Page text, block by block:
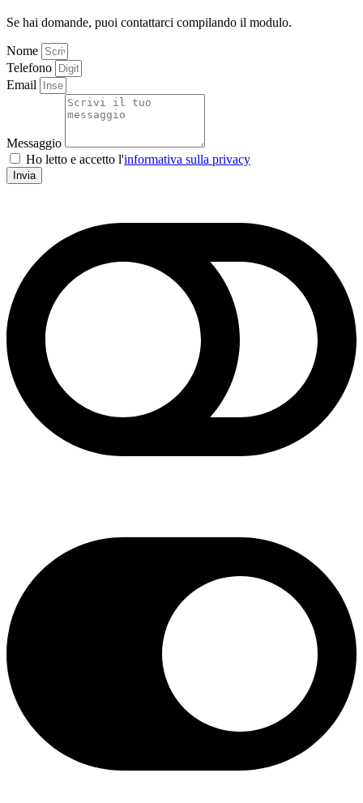
Se hai domande, puoi contattarci compilando il modulo.
Nome
Telefono
Email
Messaggio
Ho letto e accetto l'informativa sulla privacy
Invia